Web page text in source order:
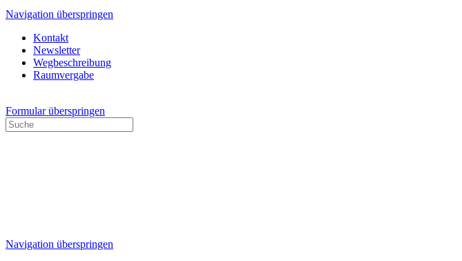
Navigation überspringen
Kontakt
Newsletter
Wegbeschreibung
Raumvergabe
Formular überspringen
Navigation überspringen